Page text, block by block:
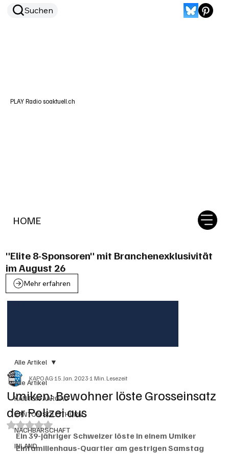
HOME
Suchen
PLAY Radio soaktuell.ch
"Elite 8-Sponsoren" mit Branchenexklusivität
im August 26
Mehr erfahren
Alle Artikel
KANTON AARGAU
KANTON SOLOTHURN
NACHBARSCHAFT
INLAND
Alle Artikel
Umiken: Bewohner löste Grosseinsatz
der Polizei aus
KAPO AG15. Jan. 20231 Min. Lesezeit
Mit NaN von 5 Sternen bewertet.
Ein 39-jähriger Schweizer löste in einem Umiker
Einfamilienhaus-Quartier am gestrigen Samstag